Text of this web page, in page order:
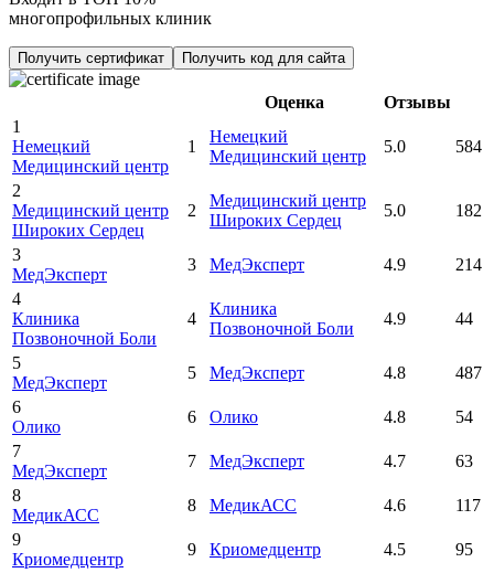
многопрофильных клиник
Получить сертификат Получить код для сайта
Оценка
Отзывы
1
Немецкий
Медицинский центр
1
Немецкий
Медицинский центр
5.0 584
2
Медицинский центр
Широких Сердец
2
Медицинский центр
Широких Сердец
5.0 182
3
МедЭксперт
3 МедЭксперт 4.9
214
4
Клиника
Позвоночной Боли
4
Клиника
Позвоночной Боли
4.9 44
5
МедЭксперт
5 МедЭксперт 4.8
487
6
Олико
6 Олико 4.8
54
7
МедЭксперт
7 МедЭксперт 4.7
63
8
МедикАСС
8 МедикАСС 4.6
117
9
Криомедцентр
9 Криомедцентр 4.5
95